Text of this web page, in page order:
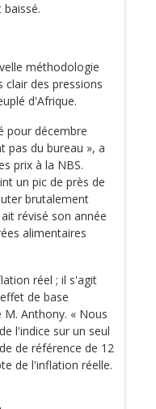
méthodologie
clair des pressions
d'Afrique.
pour décembre
pas du bureau », a
prix à la NBS.
un pic de près de
brutalement
révisé son année
alimentaires
réel ; il s'agit
de base
Anthony. « Nous
l'indice sur un seul
de référence de 12
de l'inflation réelle.